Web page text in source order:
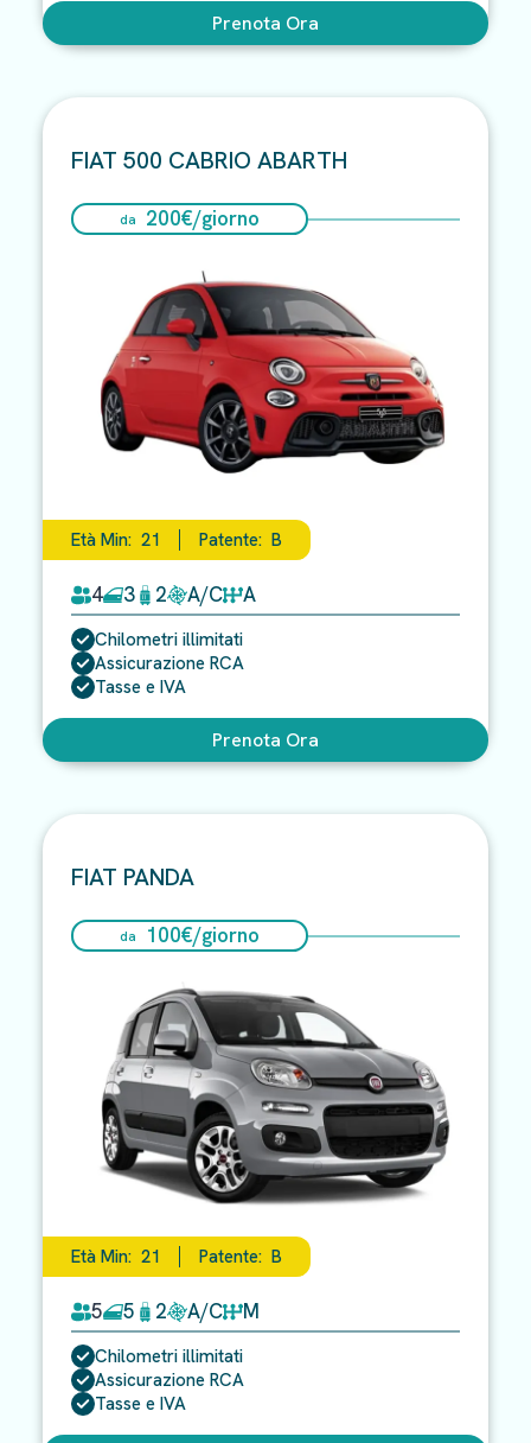
Prenota Ora
FIAT 500 CABRIO ABARTH
da 200€/giorno
Età Min: 21 Patente: B
4 3 2 A/C A
Chilometri illimitati
Assicurazione RCA
Tasse e IVA
Prenota Ora
FIAT PANDA
da 100€/giorno
Età Min: 21 Patente: B
5 5 2 A/C M
Chilometri illimitati
Assicurazione RCA
Tasse e IVA